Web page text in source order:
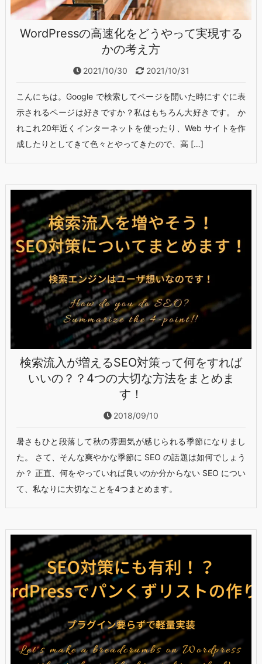
WordPressの高速化をどうやって実現する
かの考え方
2021/10/30 2021/10/31
こんにちは。Google で検索してページを開いた時にすぐに表
示されるページは好きですか？私はもちろん大好きです。 か
れこれ20年近くインターネットを使ったり、Web サイトを作
成したりとしてきて色々とやってきたので、高 […]
検索流入が増えるSEO対策って何をすれば
いいの？？4つの大切な方法をまとめま
す！
2018/09/10
暑さもひと段落して秋の雰囲気が感じられる季節になりまし
た。 さて、そんな爽やかな季節に SEO の話題は如何でしょう
か？ 正直、何をやっていれば良いのか分からない SEO につい
て、私なりに大切なことを4つまとめます。